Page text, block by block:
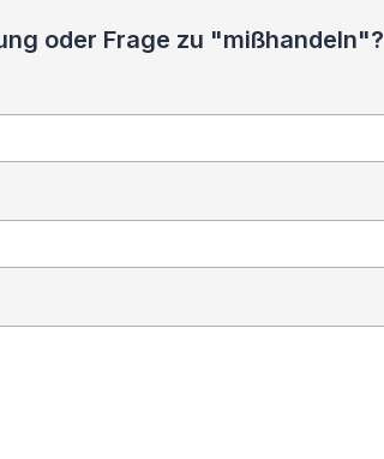
oder Frage zu "mißhandeln"?